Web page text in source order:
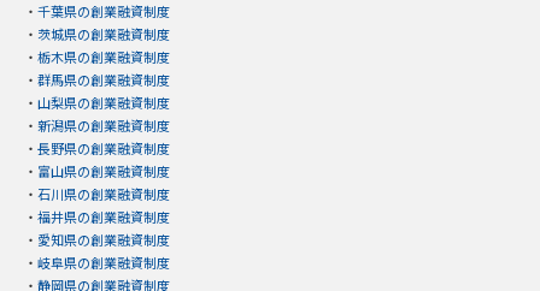
・ 千葉県の創業融資制度
・ 茨城県の創業融資制度
・ 栃木県の創業融資制度
・ 群馬県の創業融資制度
・ 山梨県の創業融資制度
・ 新潟県の創業融資制度
・ 長野県の創業融資制度
・ 富山県の創業融資制度
・ 石川県の創業融資制度
・ 福井県の創業融資制度
・ 愛知県の創業融資制度
・ 岐阜県の創業融資制度
・ 静岡県の創業融資制度